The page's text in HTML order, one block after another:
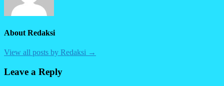
About Redaksi
View all posts by Redaksi →
Leave a Reply